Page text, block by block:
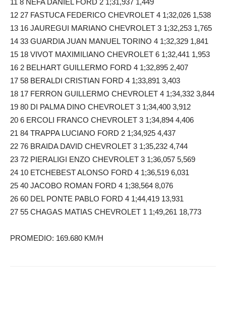
11 8 NEFA DANIEL FORD 2 1;31,937 1,449
12 27 FASTUCA FEDERICO CHEVROLET 4 1;32,026 1,538
13 16 JAUREGUI MARIANO CHEVROLET 3 1;32,253 1,765
14 33 GUARDIA JUAN MANUEL TORINO 4 1;32,329 1,841
15 18 VIVOT MAXIMILIANO CHEVROLET 6 1;32,441 1,953
16 2 BELHART GUILLERMO FORD 4 1;32,895 2,407
17 58 BERALDI CRISTIAN FORD 4 1;33,891 3,403
18 17 FERRON GUILLERMO CHEVROLET 4 1;34,332 3,844
19 80 DI PALMA DINO CHEVROLET 3 1;34,400 3,912
20 6 ERCOLI FRANCO CHEVROLET 3 1;34,894 4,406
21 84 TRAPPA LUCIANO FORD 2 1;34,925 4,437
22 76 BRAIDA DAVID CHEVROLET 3 1;35,232 4,744
23 72 PIERALIGI ENZO CHEVROLET 3 1;36,057 5,569
24 10 ETCHEBEST ALONSO FORD 4 1;36,519 6,031
25 40 JACOBO ROMAN FORD 4 1;38,564 8,076
26 60 DEL PONTE PABLO FORD 4 1;44,419 13,931
27 55 CHAGAS MATIAS CHEVROLET 1 1;49,261 18,773
PROMEDIO: 169.680 KM/H